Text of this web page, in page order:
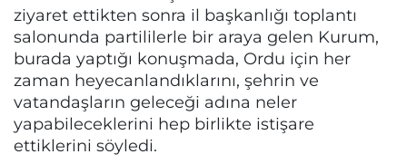
ziyaret ettikten sonra il başkanlığı toplantı
salonunda partililerle bir araya gelen Kurum,
burada yaptığı konuşmada, Ordu için her
zaman heyecanlandıklarını, şehrin ve
vatandaşların geleceği adına neler
yapabileceklerini hep birlikte istişare
ettiklerini söyledi.